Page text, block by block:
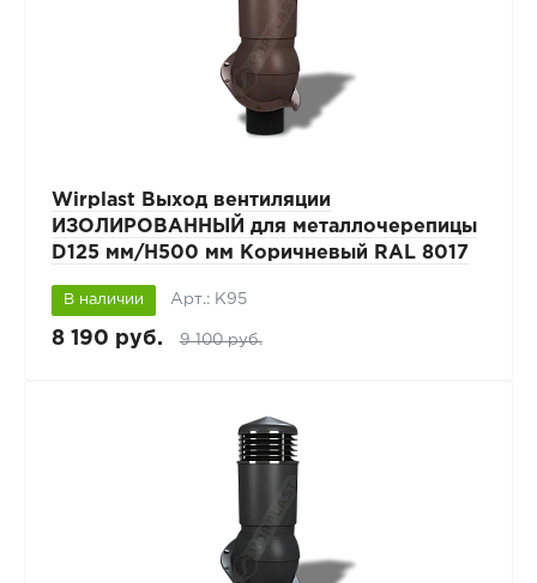
Wirplast Выход вентиляции
ИЗОЛИРОВАННЫЙ для металлочерепицы
D125 мм/H500 мм Коричневый RAL 8017
В наличии Арт.: К95
8 190 руб. 9 100 руб.